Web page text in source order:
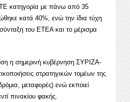
κατηγορία με πάνω από 35
κατά 40%, ενώ την ίδια τύχη
του ΕΤΕΑ και το μέρισμα
η σημερινή κυβέρνηση ΣΥΡΙΖΑ-
στρατηγικών τομέων της
μεταφορές) ενώ εκποιεί
πινακίου φακής.